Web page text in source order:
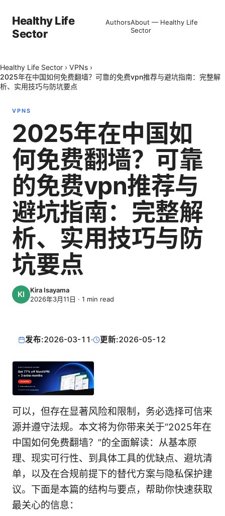
Healthy Life
Sector
AuthorsAbout — Healthy Life
Sector
Healthy Life Sector › VPNs ›
2025年在中国如何免费翻墙？可靠的免费vpn推荐与避坑指南：完整解
析、实用技巧与防坑要点
VPNS
2025年在中国如
何免费翻墙？可靠
的免费vpn推荐与
避坑指南：完整解
析、实用技巧与防
坑要点
Kira Isayama
2026年3月11日 · 1 min read
发布:2026-03-11 · 更新:2026-05-12
可以，但存在显著风险和限制，务必选择可信来
源并遵守法规。本文将为你带来关于“2025年在
中国如何免费翻墙？”的全面解读：从基本原
理、现实可行性、到具体工具的优缺点、避坑清
单，以及在合规前提下的替代方案与隐私保护建
议。下面是本篇的结构与要点，帮助你快速获取
最关心的信息：